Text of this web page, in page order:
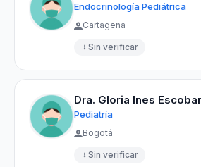
Endocrinología Pediátrica
Cartagena
Sin verificar
Dra. Gloria Ines
Pediatría
Bogotá
Sin verificar